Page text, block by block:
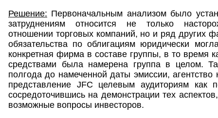
Решение: Первоначальным анализом было
затруднениям относится не только
отношении торговых компаний, но и ряд других
обязательства по облигациям юридически
конкретная фирма в составе группы, в то время
средствами была намерена группа в целом.
полгода до намеченной даты эмиссии,
представление JFC целевым аудиториям как
сосредоточившись на демонстрации тех
возможные вопросы инвесторов.